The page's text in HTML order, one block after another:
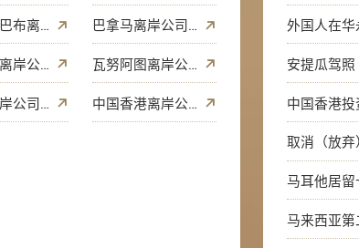
安提瓜和巴布离岸公司注册 巴拿马离岸公司注册
格林纳达离岸公司注册 瓦努阿图离岸公司注册 安提瓜驾照